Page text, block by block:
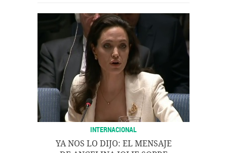
INTERNACIONAL
YA NOS LO DIJO: EL MENSAJE